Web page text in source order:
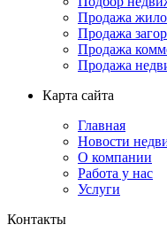
Продажа
Продажа
Продажа
Продажа
Карта сайта
Главная
Новости
О компании
Работа у нас
Услуги
Контакты